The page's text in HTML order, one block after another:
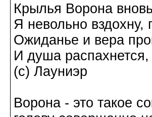
Крылья Ворона
Я невольно вздохну,
Ожиданье и вера
И душа
(с) Лауниэр
Ворона - это такое